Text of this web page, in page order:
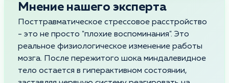
Мнение нашего эксперта
Посттравматическое стрессовое расстройство
- это не просто "плохие воспоминания". Это
реальное физиологическое изменение работы
мозга. После пережитого шока миндалевидное
тело остается в гиперактивном состоянии,